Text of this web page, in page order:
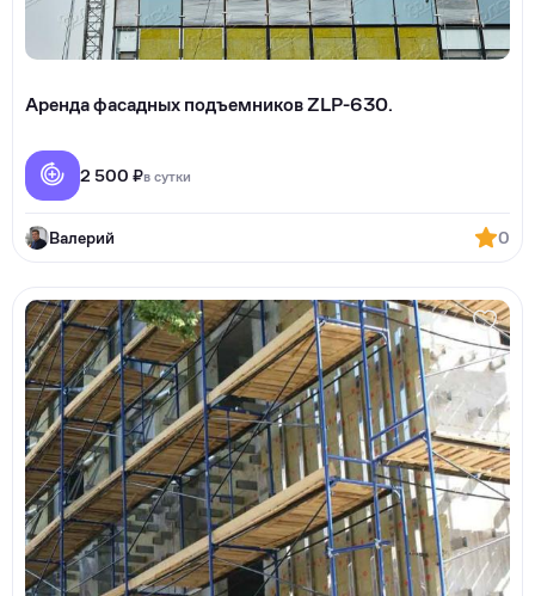
Аренда фасадных подъемников ZLP-630.
2 500 ₽в сутки
Валерий 0